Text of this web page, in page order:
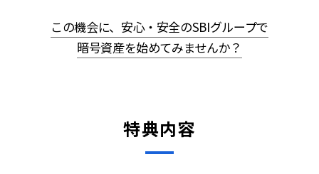
この機会に、安心・安全のSBIグループで
暗号資産を始めてみませんか？
特典内容